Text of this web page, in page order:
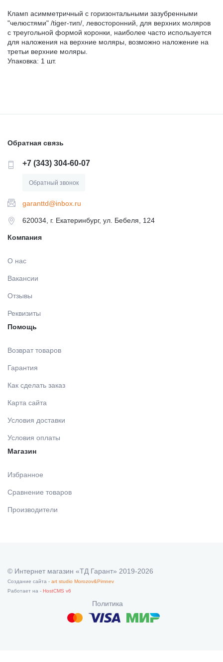
Кламп асимметричный с горизонтальными зазубренными
"челюстями" /tiger-тип/, левосторонний, для верхних моляров
с треугольной формой коронки, наиболее часто используется
для наложения на верхние моляры, возможно наложение на
третьи верхние моляры.
Упаковка: 1 шт.
Обратная связь
+7 (343) 304-60-07
Обратный звонок
garanttd@inbox.ru
620034, г. Екатеринбург, ул. Бебеля, 124
Компания
О нас
Вакансии
Отзывы
Реквизиты
Помощь
Возврат товаров
Гарантия
Как сделать заказ
Карта сайта
Условия доставки
Условия оплаты
Магазин
Избранное
Сравнение товаров
Производители
© Интернет магазин «ТД Гарант» 2019-2026
Создание сайта - art studio Morozov&Pimnev
Работает на - HostCMS v6
Политика